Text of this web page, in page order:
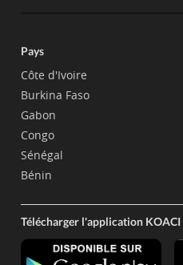
Pays
Côte d'Ivoire
Burkina Faso
Gabon
Congo
Sénégal
Bénin
Télécharger l'application KOACI